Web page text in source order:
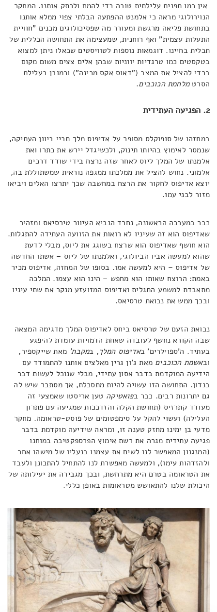
אין כמו תפנית עלילתית טובה כדי להמם ולרתק אותנו. המחקר
הנוירולוגי מראה כי אלמנט ההפתעה הבלתי צפוי ממלא אותנו
בתחושת פליאה מרגשת ומעורר מה שפסיכולוגים מכנים "חוויית
התעלות עצמית" ואף רוחנית, שמעצימה את התחושה הכללית של
תכלית בחיינו. דוגמאות נוספות לטוויסטים שכאלו ניתן למצוא
בטקסטים כמו טרגדיות יווניות שבהן אלים צצים משום מקום
בכדי להציל את המצב ("דאוס אקס מכינה") וכמובן בעלילת
הסרטמלחמת הכוכבים.
2. הפגיעה העתידית
במחזהו של סופוקלס מסופר על אדיפוס מלך תביי ביוון העתיקה,
שנמסר לאימוץ בהיותו תינוק, ולכשיגדל יירש את כתרו ואת
אלמנתו של המלך ליוס לאחר שזה נרצח בידי שודד דרכים
אלמוני. נחוש להציל את ממלכתו ממגפה נוראית שמשתוללת בה,
יוצא אדיפוס לחקור את הרצח במחשבה שכך יתרצו האלים ויביאו
מזור לבני עמו.
כבר במערכה הראשונה, נחרד הנביא העיוור טירסיאס ומזהיר
שאדיפוס הוא זה שעיניו לא רואות את הזוועה העתידה להתגלות.
הוא חושף שאדיפוס הוא שרצח בשוגג את ליוס, מבלי לדעת
שהוא למעשה אביו הביולוגי, ואלמנתו של ליוס – אשתו החדשה
של אדיפוס – היא למעשה אמו. בסופו של המחזה, אדיפוס מכיר
באמת: הרוצח שאותו הוא מחפש – הינו הוא עצמו. המלכה
מתאבדת למשמע התגלית ואדיפוס המזועזע מנקר את שתי עיניו
ובכך ממש את נבואת טרסיאס.
נבואת הזעם של טרסיאס ביחס לאדיפוס המלך מדגימה המצאה
שבה הקורא נחשף לעובדה שאחת הדמויות עומדת להיפגע
בעתיד. ה'ספוילרים' באדיפוס המלך, במקבת'מאת שייקספיר,
ובאשמת הכוכביםמאת ג'ון גרין מאלצים אותנו להתמודד עם
הידיעה המוקדמת בדבר אסון עתידי, מבלי שנוכל לעשות דבר
בנדון. התחושה הזו עשויה להיות מתסכלת, אך מסתבר שיש לה
גם יתרונות רבים. כבר בפואטיקה טען אריסטו שאמצעי זה
מעודד קתרזיס (תחושת הקלה והזדככות שמגיעה עם פתרון
העלילה) ועשוי להקל על סימפטומים של פוסט-טראומה. מחקר
מדעי בן ימינו מחזק טענה זו, ומראה שידיעה מוקדמת בדבר
פגיעה עתידית מגרה את רשת אימוץ הפרספקטיבה במוחנו
(המנגנון המאפשר לנו לשים את עצמנו בנעליו של מישהו אחר
ולהזדהות עימו), ולמעשה מאפשרת לנו להתחיל להתכונן ולעבד
את הטראומה בטרם היא מתרחשת, ובכך מגבירה את יעילותה של
היכולת שלנו להתאושש מטראומות באופן כללי.